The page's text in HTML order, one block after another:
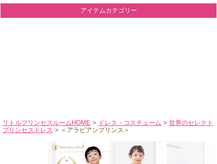
アイテムカテゴリー
リトルプリンセスルームHOME > ドレス・コスチューム > 世界のセレクト
プリンセスドレス > ＜アラビアンプリンス＞
ディズニキャラクター
アウトレット
ショッピングインフォメーション